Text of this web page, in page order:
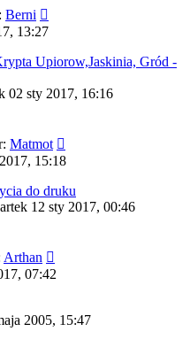
Berni
13:27
Upiorow,Jaskinia, Gród -
02 sty 2017, 16:16
Matmot
15:18
do druku
12 sty 2017, 00:46
Arthan
07:42
2005, 15:47